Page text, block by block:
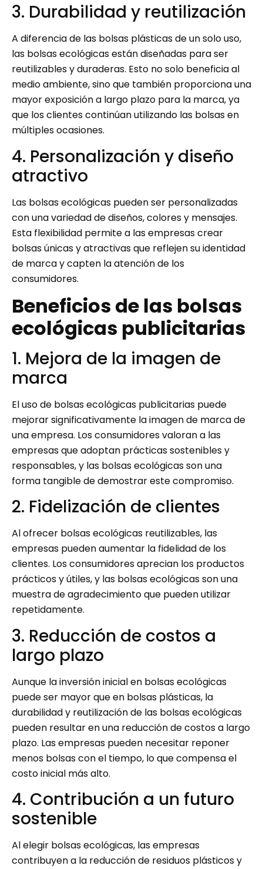
3. Durabilidad y reutilización
A diferencia de las bolsas plásticas de un solo uso,
las bolsas ecológicas están diseñadas para ser
reutilizables y duraderas. Esto no solo beneficia al
medio ambiente, sino que también proporciona una
mayor exposición a largo plazo para la marca, ya
que los clientes continúan utilizando las bolsas en
múltiples ocasiones.
4. Personalización y diseño
atractivo
Las bolsas ecológicas pueden ser personalizadas
con una variedad de diseños, colores y mensajes.
Esta flexibilidad permite a las empresas crear
bolsas únicas y atractivas que reflejen su identidad
de marca y capten la atención de los
consumidores.
Beneficios de las bolsas
ecológicas publicitarias
1. Mejora de la imagen de
marca
El uso de bolsas ecológicas publicitarias puede
mejorar significativamente la imagen de marca de
una empresa. Los consumidores valoran a las
empresas que adoptan prácticas sostenibles y
responsables, y las bolsas ecológicas son una
forma tangible de demostrar este compromiso.
2. Fidelización de clientes
Al ofrecer bolsas ecológicas reutilizables, las
empresas pueden aumentar la fidelidad de los
clientes. Los consumidores aprecian los productos
prácticos y útiles, y las bolsas ecológicas son una
muestra de agradecimiento que pueden utilizar
repetidamente.
3. Reducción de costos a
largo plazo
Aunque la inversión inicial en bolsas ecológicas
puede ser mayor que en bolsas plásticas, la
durabilidad y reutilización de las bolsas ecológicas
pueden resultar en una reducción de costos a largo
plazo. Las empresas pueden necesitar reponer
menos bolsas con el tiempo, lo que compensa el
costo inicial más alto.
4. Contribución a un futuro
sostenible
Al elegir bolsas ecológicas, las empresas
contribuyen a la reducción de residuos plásticos y